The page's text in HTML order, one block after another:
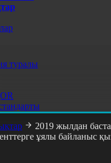
туралы
2019 жылдан
ұялы байланыс